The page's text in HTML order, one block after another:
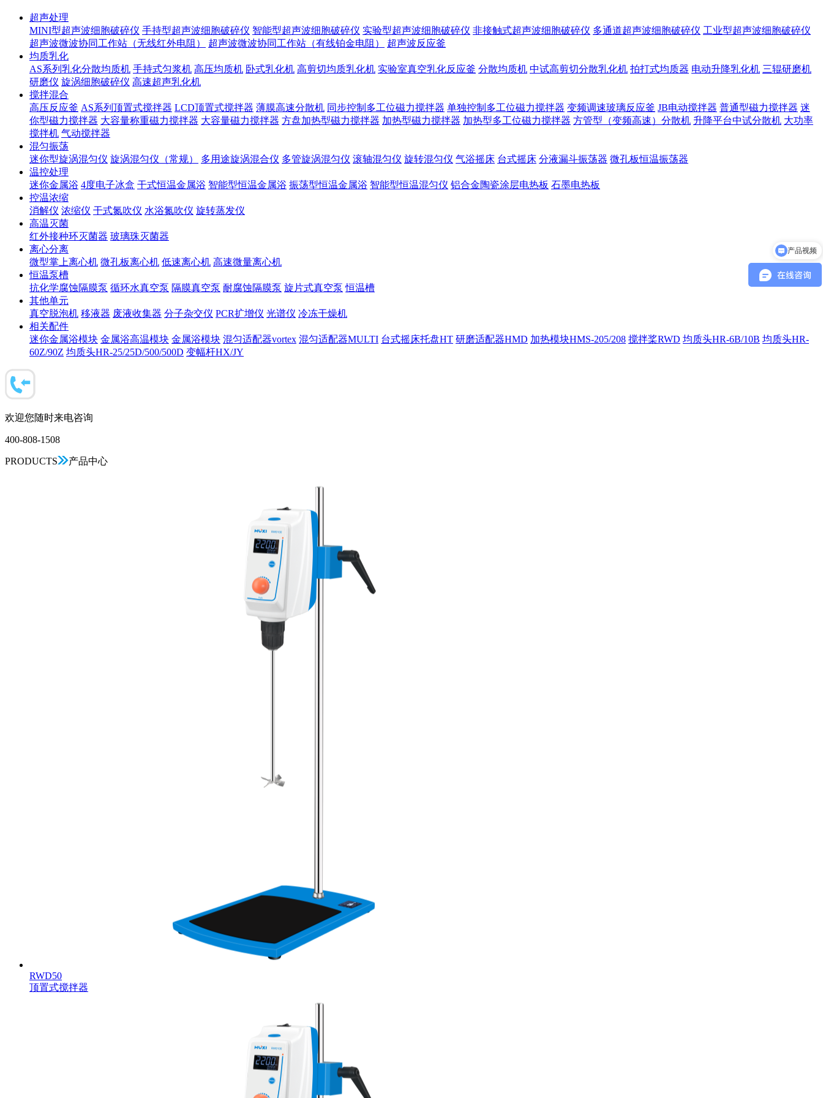
超声处理
MINI型超声波细胞破碎仪 手持型超声波细胞破碎仪 智能型超声波细胞破碎仪 实验型超声波细胞破碎仪 非接触式超声波细胞破碎仪 多通道超声波细胞破碎仪 工业型超声波细胞破碎仪
超声波微波协同工作站（无线红外电阻）
超声波微波协同工作站（有线铂金电阻）
超声波反应釜
均质乳化
AS系列乳化分散均质机 手持式匀浆机 高压均质机 卧式乳化机 高剪切均质乳化机 实验室真空乳化反应釜 分散均质机 中试高剪切分散乳化机 拍打式均质器 电动升降乳化机 三辊研磨机
研磨仪 旋涡细胞破碎仪 高速超声乳化机
搅拌混合
高压反应釜 AS系列顶置式搅拌器 LCD顶置式搅拌器 薄膜高速分散机 同步控制多工位磁力搅拌器 单独控制多工位磁力搅拌器 变频调速玻璃反应釜 JB电动搅拌器 普通型磁力搅拌器 迷
你型磁力搅拌器 大容量称重磁力搅拌器 大容量磁力搅拌器 方盘加热型磁力搅拌器 加热型磁力搅拌器 加热型多工位磁力搅拌器 方管型（变频高速）分散机 升降平台中试分散机 大功率
搅拌机 气动搅拌器
混匀振荡
迷你型旋涡混匀仪 旋涡混匀仪（常规） 多用途旋涡混合仪 多管旋涡混匀仪 滚轴混匀仪 旋转混匀仪 气浴摇床 台式摇床 分液漏斗振荡器 微孔板恒温振荡器
温控处理
迷你金属浴 4度电子冰盒 干式恒温金属浴 智能型恒温金属浴 振荡型恒温金属浴 智能型恒温混匀仪 铝合金陶瓷涂层电热板 石墨电热板
控温浓缩
消解仪 浓缩仪 干式氮吹仪 水浴氮吹仪 旋转蒸发仪
高温灭菌
红外接种环灭菌器 玻璃珠灭菌器
离心分离
微型掌上离心机 微孔板离心机 低速离心机 高速微量离心机
恒温泵槽
抗化学腐蚀隔膜泵 循环水真空泵 隔膜真空泵 耐腐蚀隔膜泵 旋片式真空泵 恒温槽
其他单元
真空脱泡机 移液器 废液收集器 分子杂交仪 PCR扩增仪 光谱仪 冷冻干燥机
相关配件
迷你金属浴模块 金属浴高温模块 金属浴模块 混匀适配器vortex 混匀适配器MULTI 台式摇床托盘HT 研磨适配器HMD 加热模块HMS-205/208 搅拌桨RWD 均质头HR-6B/10B 均质头HR-
60Z/90Z 均质头HR-25/25D/500/500D 变幅杆HX/JY
欢迎您随时来电咨询
400-808-1508
PRODUCTS 产品中心
RWD50
顶置式搅拌器
产品报价